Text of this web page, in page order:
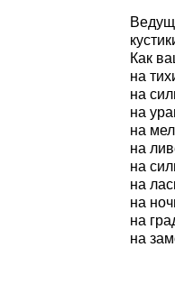
Как
на
на
на
на
на
на
на
на
на
на